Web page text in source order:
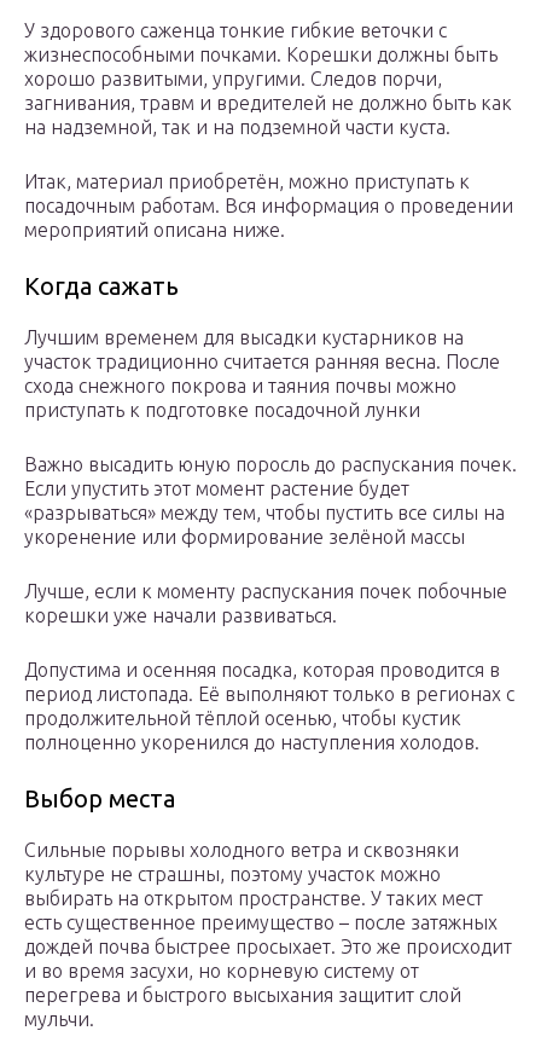
У здорового саженца тонкие гибкие веточки с
жизнеспособными почками. Корешки должны быть
хорошо развитыми, упругими. Следов порчи,
загнивания, травм и вредителей не должно быть как
на надземной, так и на подземной части куста.
Итак, материал приобретён, можно приступать к
посадочным работам. Вся информация о проведении
мероприятий описана ниже.
Когда сажать
Лучшим временем для высадки кустарников на
участок традиционно считается ранняя весна. После
схода снежного покрова и таяния почвы можно
приступать к подготовке посадочной лунки
Важно высадить юную поросль до распускания почек.
Если упустить этот момент растение будет
«разрываться» между тем, чтобы пустить все силы на
укоренение или формирование зелёной массы
Лучше, если к моменту распускания почек побочные
корешки уже начали развиваться.
Допустима и осенняя посадка, которая проводится в
период листопада. Её выполняют только в регионах с
продолжительной тёплой осенью, чтобы кустик
полноценно укоренился до наступления холодов.
Выбор места
Сильные порывы холодного ветра и сквозняки
культуре не страшны, поэтому участок можно
выбирать на открытом пространстве. У таких мест
есть существенное преимущество – после затяжных
дождей почва быстрее просыхает. Это же происходит
и во время засухи, но корневую систему от
перегрева и быстрого высыхания защитит слой
мульчи.